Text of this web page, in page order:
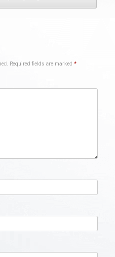
Required fields are marked *